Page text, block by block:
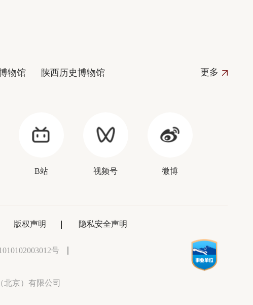
物馆 陕西历史博物馆 更多
B站 视频号 微博
版权声明 隐私安全声明
号
京）有限公司